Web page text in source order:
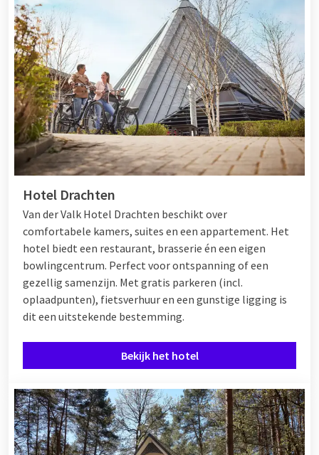
Hotel Drachten
Van der Valk Hotel Drachten beschikt over
comfortabele kamers, suites en een appartement. Het
hotel biedt een restaurant, brasserie én een eigen
bowlingcentrum. Perfect voor ontspanning of een
gezellig samenzijn. Met gratis parkeren (incl.
oplaadpunten), fietsverhuur en een gunstige ligging is
dit een uitstekende bestemming.
Bekijk het hotel